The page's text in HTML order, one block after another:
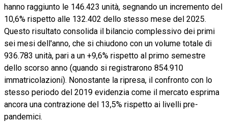
hanno raggiunto le 146.423 unità, segnando un incremento del
10,6% rispetto alle 132.402 dello stesso mese del 2025.
Questo risultato consolida il bilancio complessivo dei primi
sei mesi dell'anno, che si chiudono con un volume totale di
936.783 unità, pari a un +9,6% rispetto al primo semestre
dello scorso anno (quando si registrarono 854.910
immatricolazioni). Nonostante la ripresa, il confronto con lo
stesso periodo del 2019 evidenzia come il mercato esprima
ancora una contrazione del 13,5% rispetto ai livelli pre-
pandemici.